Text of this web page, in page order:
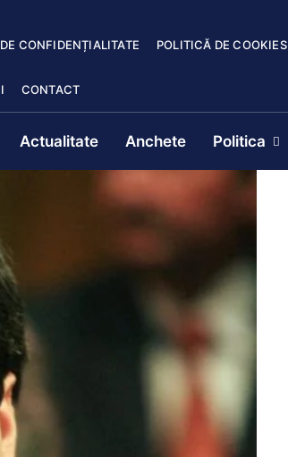
CONFIDENȚIALITATE POLITICĂ DE COOKIES
CONTACT
Actualitate Anchete Politica